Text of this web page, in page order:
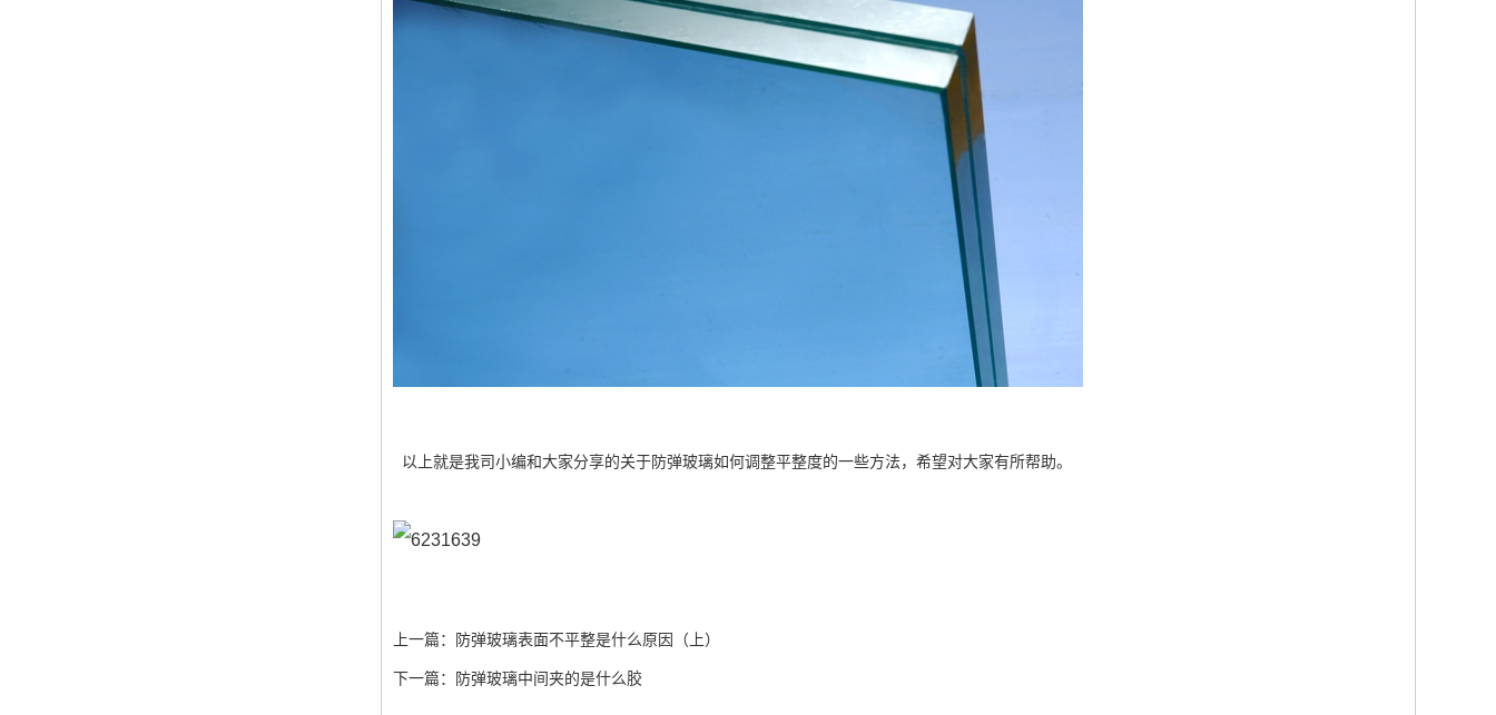
以上就是我司小编和大家分享的关于防弹玻璃如何调整平整度的一些方法，希望对大家有所帮助。
上一篇： 防弹玻璃表面不平整是什么原因（上）
下一篇： 防弹玻璃中间夹的是什么胶